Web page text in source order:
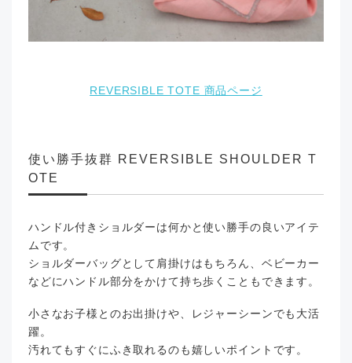
REVERSIBLE TOTE 商品ページ
使い勝手抜群 REVERSIBLE SHOULDER T
OTE
ハンドル付きショルダーは何かと使い勝手の良いアイテ
ムです。
ショルダーバッグとして肩掛けはもちろん、ベビーカー
などにハンドル部分をかけて持ち歩くこともできます。
小さなお子様とのお出掛けや、レジャーシーンでも大活
躍。
汚れてもすぐにふき取れるのも嬉しいポイントです。